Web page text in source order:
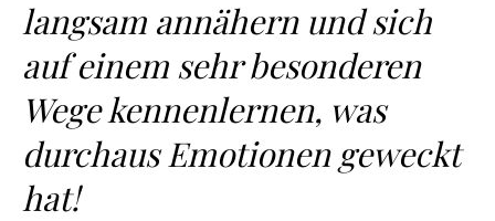
langsam annähern und sich
auf einem sehr besonderen
Wege kennenlernen, was
durchaus Emotionen geweckt
hat!